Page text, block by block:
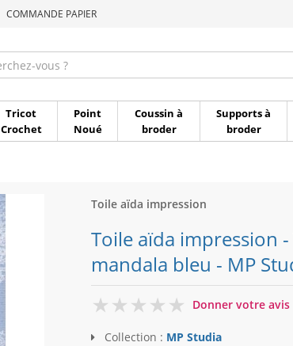
COMMANDE PAPIER
Tricot
Crochet
Point
Noué
Coussin à
broder
Supports à
broder
Toile aïda impression
Toile aïda impression
mandala bleu - MP
0
Donner votre avis
Collection : MP Studia